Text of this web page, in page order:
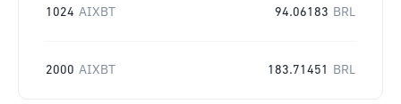
1024 AIXBT 94.06183 BRL
2000 AIXBT 183.71451 BRL